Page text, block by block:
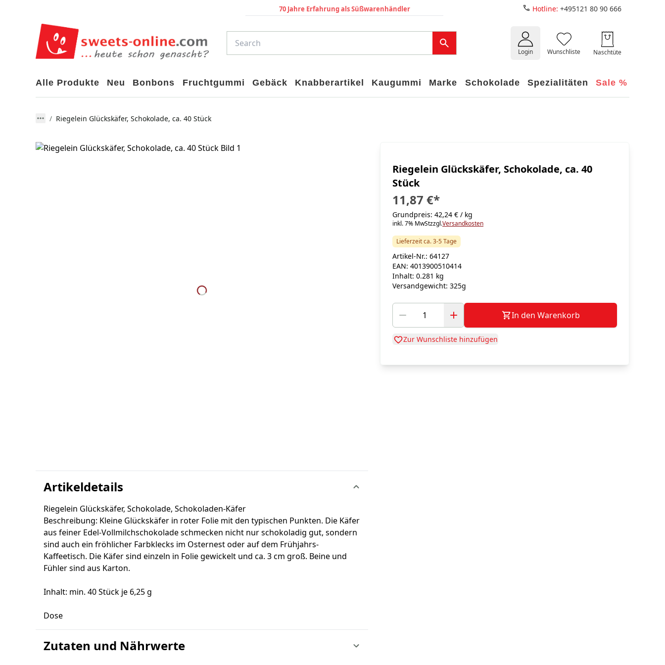
70 Jahre Erfahrung als Süßwarenhändler Hotline: +495121 80 90 666
Login Wunschliste Naschtüte
Alle Produkte Neu Bonbons Fruchtgummi Gebäck Knabberartikel Kaugummi Marke Schokolade Spezialitäten Sale %
Riegelein Glückskäfer, Schokolade, ca. 40 Stück
Riegelein Glückskäfer, Schokolade, ca. 40
Stück
11,87 €*
Grundpreis: 42,24 € / kg
inkl. 7% MwStzzgl.Versandkosten
Lieferzeit ca. 3-5 Tage
Artikel-Nr.: 64127
EAN: 4013900510414
Inhalt: 0.281 kg
Versandgewicht: 325g
In den Warenkorb
Zur Wunschliste hinzufügen
Artikeldetails
Riegelein Glückskäfer, Schokolade, Schokoladen-Käfer
Beschreibung: Kleine Glückskäfer in roter Folie mit den typischen Punkten. Die Käfer
aus feiner Edel-Vollmilchschokolade schmecken nicht nur schokoladig gut, sondern
sind auch ein fröhlicher Farbklecks im Osternest oder auf dem Frühjahrs-
Kaffeetisch. Die Käfer sind einzeln in Folie gewickelt und ca. 3 cm groß. Beine und
Fühler sind aus Karton.
Inhalt: min. 40 Stück je 6,25 g
Dose
Zutaten und Nährwerte